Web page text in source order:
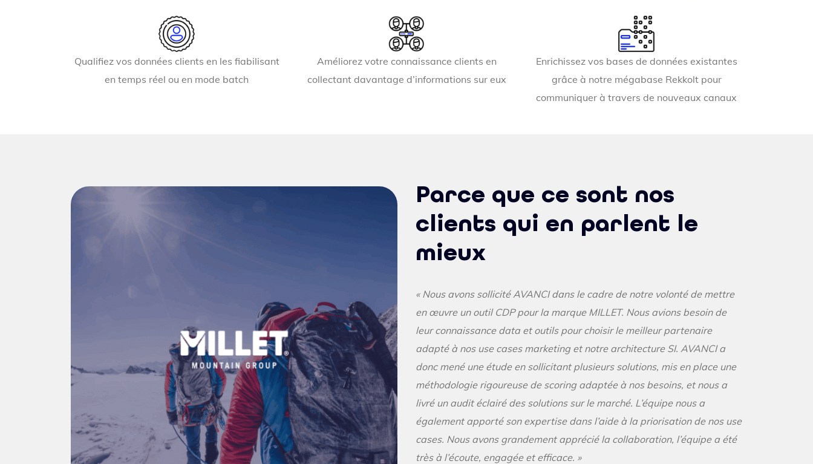
Qualifiez vos données clients en les fiabilisant
en temps réel ou en mode batch
Améliorez votre connaissance clients en
collectant davantage d’informations sur eux
Enrichissez vos bases de données existantes
grâce à notre mégabase Rekkolt pour
communiquer à travers de nouveaux canaux
Parce que ce sont nos
clients qui en parlent le
mieux
« Nous avons sollicité AVANCI dans le cadre de notre volonté de mettre
en œuvre un outil CDP pour la marque MILLET. Nous avions besoin de
leur connaissance data et outils pour choisir le meilleur partenaire
adapté à nos use cases marketing et notre architecture SI. AVANCI a
donc mené une étude en sollicitant plusieurs solutions, mis en place une
méthodologie rigoureuse de scoring adaptée à nos besoins, et nous a
livré un audit éclairé des solutions sur le marché. L’équipe nous a
également apporté son expertise dans l’aide à la priorisation de nos use
cases. Nous avons grandement apprécié la collaboration, l’équipe a été
très à l’écoute, engagée et efficace. »